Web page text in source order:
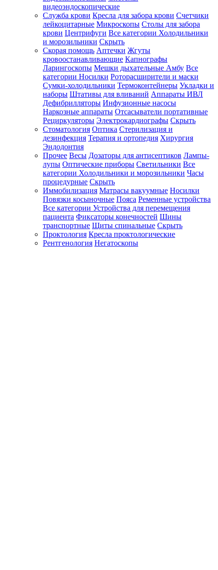
видеоэндоскопические
Служба крови Кресла для забора крови Счетчики
лейкоцитарные Микроскопы Столы для забора
крови Центрифуги Все категории Холодильники
и морозильники Скрыть
Скорая помощь Аптечки Жгуты
кровоостанавливающие Капнографы
Ларингоскопы Мешки дыхательные Амбу Все
категории Носилки Роторасширители и маски
Сумки-холодильники Термоконтейнеры Укладки и
наборы Штативы для вливаний Аппараты ИВЛ
Дефибрилляторы Инфузионные насосы
Наркозные аппараты Отсасыватели портативные
Рециркуляторы Электрокардиографы Скрыть
Стоматология Оптика Стерилизация и
дезинфекция Терапия и ортопедия Хирургия
Эндодонтия
Прочее Весы Дозаторы для антисептиков Лампы-
лупы Оптические приборы Светильники Все
категории Холодильники и морозильники Часы
процедурные Скрыть
Иммобилизация Матрасы вакуумные Носилки
Повязки косыночные Пояса Ременные устройства
Все категории Устройства для перемещения
пациента Фиксаторы конечностей Шины
транспортные Щиты спинальные Скрыть
Проктология Кресла проктологические
Рентгенология Негатоскопы